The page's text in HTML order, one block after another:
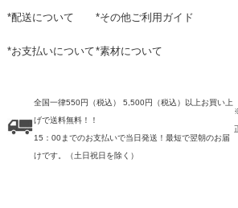
*配送について
*お支払いについて
*その他ご利用ガイド
*素材について
全国一律550円（税込） 5,500円（税込）以上お買い上
げで送料無料！！
15：00までのお支払いで当日発送！最短で翌朝のお届
けです。
（土日祝日を除く）